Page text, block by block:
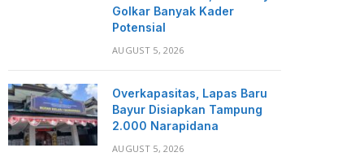
Golkar Banyak Kader
Potensial
AUGUST 5, 2026
Overkapasitas, Lapas Baru
Bayur Disiapkan Tampung
2.000 Narapidana
AUGUST 5, 2026